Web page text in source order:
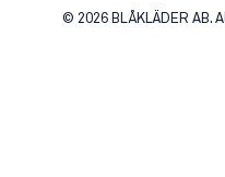
© 2026 BLÅKLÄDER